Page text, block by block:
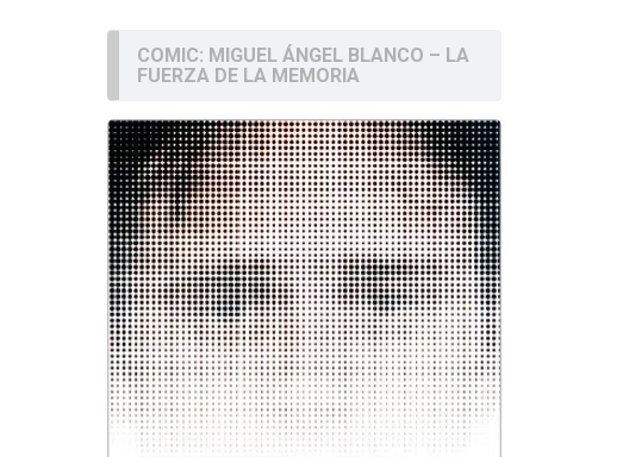
COMIC: MIGUEL ÁNGEL BLANCO – LA
FUERZA DE LA MEMORIA